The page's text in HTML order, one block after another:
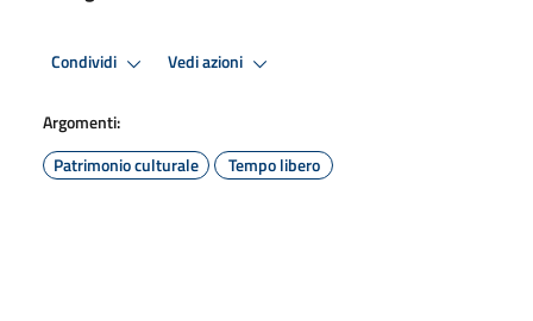
Condividi Vedi azioni
Argomenti:
Patrimonio culturale
Tempo libero